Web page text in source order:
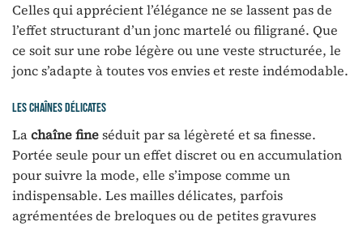
Celles qui apprécient l’élégance ne se lassent pas de
l’effet structurant d’un jonc martelé ou filigrané. Que
ce soit sur une robe légère ou une veste structurée, le
jonc s’adapte à toutes vos envies et reste indémodable.
Les chaînes délicates
Lachaîne fineséduit par sa légèreté et sa finesse.
Portée seule pour un effet discret ou en accumulation
pour suivre la mode, elle s’impose comme un
indispensable. Les mailles délicates, parfois
agrémentées de breloques ou de petites gravures